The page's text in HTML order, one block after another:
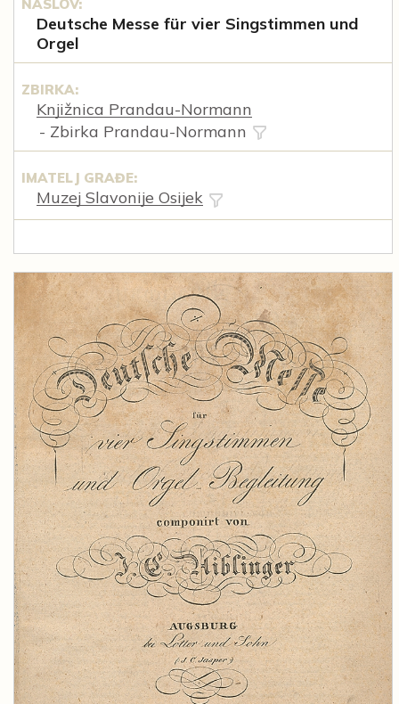
NASLOV:
Deutsche Messe für vier Singstimmen und
Orgel
ZBIRKA:
Knjižnica Prandau-Normann
- Zbirka Prandau-Normann
IMATELJ GRAĐE:
Muzej Slavonije Osijek